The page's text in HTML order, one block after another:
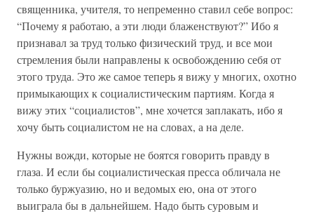
священника, учителя, то непременно ставил себе вопрос:
“Почему я работаю, а эти люди блаженствуют?” Ибо я
признавал за труд только физический труд, и все мои
стремления были направлены к освобождению себя от
этого труда. Это же самое теперь я вижу у многих, охотно
примыкающих к социалистическим партиям. Когда я
вижу этих “социалистов”, мне хочется заплакать, ибо я
хочу быть социалистом не на словах, а на деле.
Нужны вожди, которые не боятся говорить правду в
глаза. И если бы социалистическая пресса обличала не
только буржуазию, но и ведомых ею, она от этого
выиграла бы в дальнейшем. Надо быть суровым и